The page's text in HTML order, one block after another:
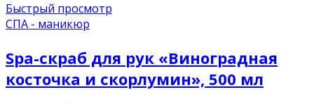
Быстрый просмотр
СПА - маникюр
Spa-скраб для рук «Виноградная
косточка и скорлумин», 500 мл